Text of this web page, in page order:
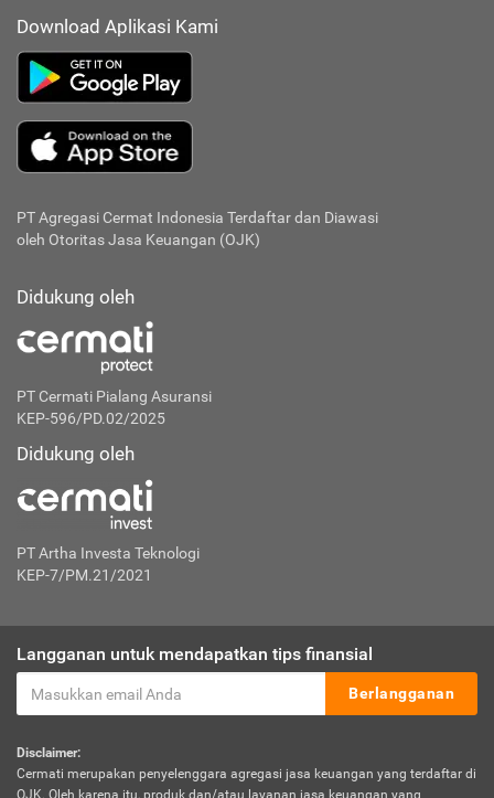
Download Aplikasi Kami
PT Agregasi Cermat Indonesia Terdaftar dan Diawasi
oleh Otoritas Jasa Keuangan (OJK)
Didukung oleh
PT Cermati Pialang Asuransi
KEP-596/PD.02/2025
Didukung oleh
PT Artha Investa Teknologi
KEP-7/PM.21/2021
Langganan untuk mendapatkan tips finansial
Berlangganan
Disclaimer:
Cermati merupakan penyelenggara agregasi jasa keuangan yang terdaftar di
OJK. Oleh karena itu, produk dan/atau layanan jasa keuangan yang